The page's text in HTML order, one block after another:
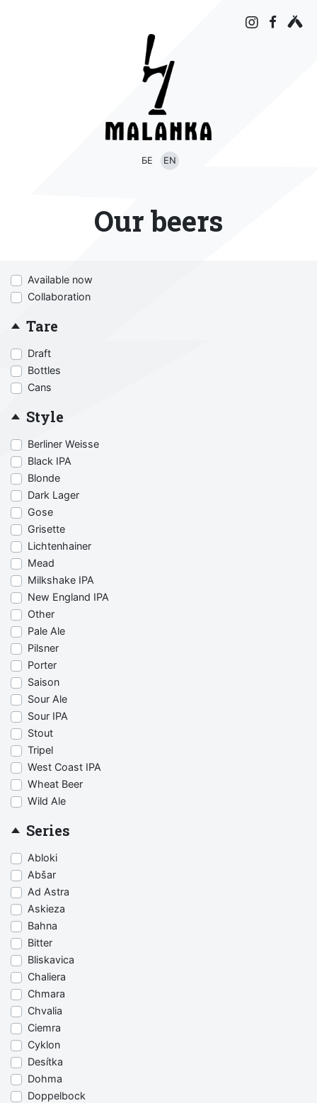
БЕ EN
Our beers
Available now
Collaboration
Tare
Draft
Bottles
Cans
Style
Berliner Weisse
Black IPA
Blonde
Dark Lager
Gose
Grisette
Lichtenhainer
Mead
Milkshake IPA
New England IPA
Other
Pale Ale
Pilsner
Porter
Saison
Sour Ale
Sour IPA
Stout
Tripel
West Coast IPA
Wheat Beer
Wild Ale
Series
Abloki
Abšar
Ad Astra
Askieza
Bahna
Bitter
Bliskavica
Chaliera
Chmara
Chvalia
Ciemra
Cyklon
Desítka
Dohma
Doppelbock